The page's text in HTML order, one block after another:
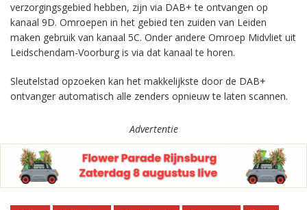
verzorgingsgebied hebben, zijn via DAB+ te ontvangen op
kanaal 9D. Omroepen in het gebied ten zuiden van Leiden
maken gebruik van kanaal 5C. Onder andere Omroep Midvliet uit
Leidschendam-Voorburg is via dat kanaal te horen.
Sleutelstad opzoeken kan het makkelijkste door de DAB+
ontvanger automatisch alle zenders opnieuw te laten scannen.
Advertentie